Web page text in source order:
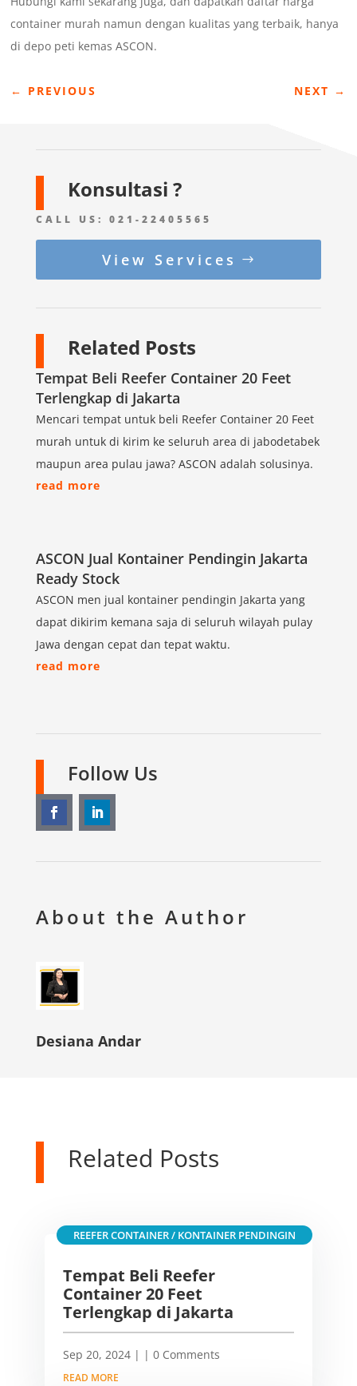
container murah namun dengan kualitas yang terbaik, hanya
di depo peti kemas ASCON.
← PREVIOUS NEXT →
Konsultasi ?
CALL US: 021-22405565
View Services
Related Posts
Tempat Beli Reefer Container 20 Feet
Terlengkap di Jakarta
Mencari tempat untuk beli Reefer Container 20 Feet
murah untuk di kirim ke seluruh area di jabodetabek
maupun area pulau jawa? ASCON adalah solusinya.
read more
ASCON Jual Kontainer Pendingin Jakarta
Ready Stock
ASCON men jual kontainer pendingin Jakarta yang
dapat dikirim kemana saja di seluruh wilayah pulay
Jawa dengan cepat dan tepat waktu.
read more
Follow Us
About the Author
Desiana Andar
Related Posts
Tempat Beli Reefer
Container 20 Feet
Terlengkap di Jakarta
Sep 20, 2024|
REEFER CONTAINER / KONTAINER PENDINGIN
| 0 Comments
READ MORE